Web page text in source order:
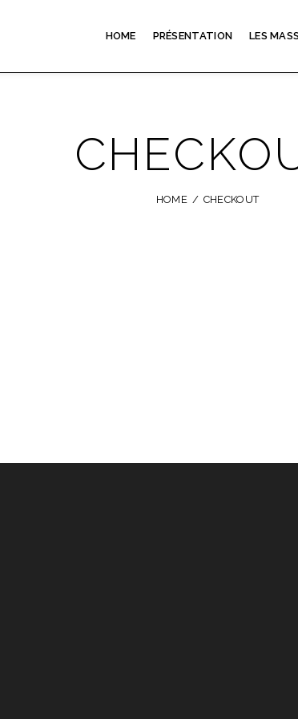
HOME PRÉSENTATION LES
HOME CHECKOUT